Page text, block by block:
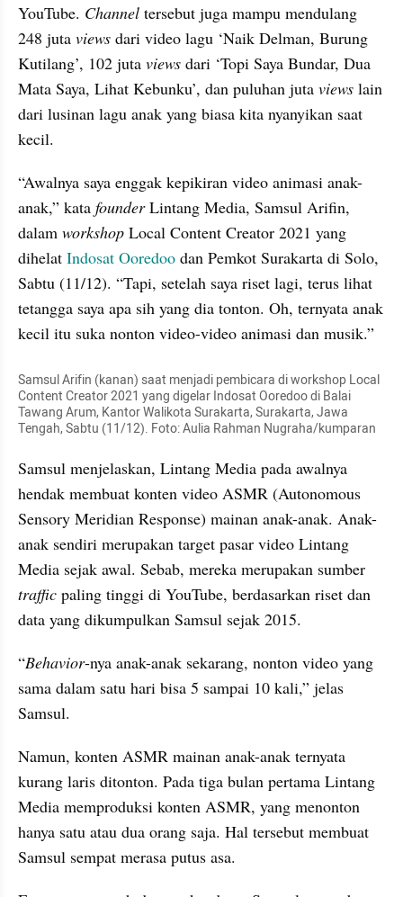
YouTube. Channel tersebut juga mampu mendulang
248 juta views dari video lagu ‘Naik Delman, Burung
Kutilang’, 102 juta views dari ‘Topi Saya Bundar, Dua
Mata Saya, Lihat Kebunku’, dan puluhan juta views lain
dari lusinan lagu anak yang biasa kita nyanyikan saat
kecil.
“Awalnya saya enggak kepikiran video animasi anak-
anak,” kata founder Lintang Media, Samsul Arifin,
dalam workshop Local Content Creator 2021 yang
dihelat Indosat Ooredoo dan Pemkot Surakarta di Solo,
Sabtu (11/12). “Tapi, setelah saya riset lagi, terus lihat
tetangga saya apa sih yang dia tonton. Oh, ternyata anak
kecil itu suka nonton video-video animasi dan musik.”
Samsul Arifin (kanan) saat menjadi pembicara di workshop Local
Content Creator 2021 yang digelar Indosat Ooredoo di Balai
Tawang Arum, Kantor Walikota Surakarta, Surakarta, Jawa
Tengah, Sabtu (11/12). Foto: Aulia Rahman Nugraha/kumparan
Samsul menjelaskan, Lintang Media pada awalnya
hendak membuat konten video ASMR (Autonomous
Sensory Meridian Response) mainan anak-anak. Anak-
anak sendiri merupakan target pasar video Lintang
traffic paling tinggi di YouTube, berdasarkan riset dan
data yang dikumpulkan Samsul sejak 2015.
“Behavior-nya anak-anak sekarang, nonton video yang
sama dalam satu hari bisa 5 sampai 10 kali,” jelas
Samsul.
Namun, konten ASMR mainan anak-anak ternyata
kurang laris ditonton. Pada tiga bulan pertama Lintang
Media memproduksi konten ASMR, yang menonton
hanya satu atau dua orang saja. Hal tersebut membuat
Samsul sempat merasa putus asa.